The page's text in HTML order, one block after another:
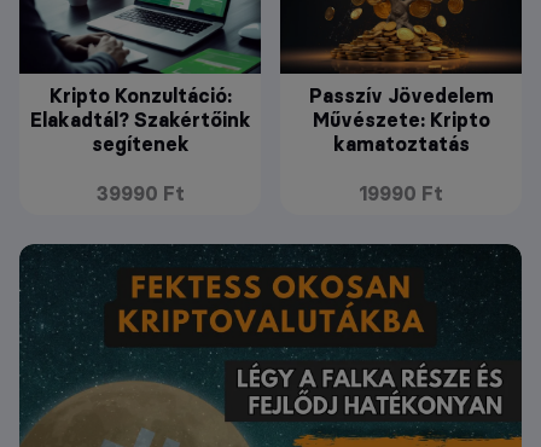
Kripto Konzultáció:
Elakadtál? Szakértőink
segítenek
39990 Ft
Passzív Jövedelem
Művészete: Kripto
kamatoztatás
19990 Ft